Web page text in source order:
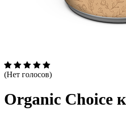
(Нет голосов)
Organic Сhoice